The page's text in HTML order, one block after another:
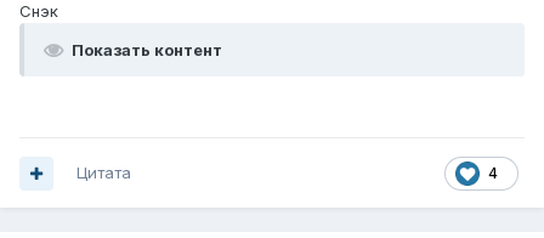
Снэк
Показать контент
4
Цитата